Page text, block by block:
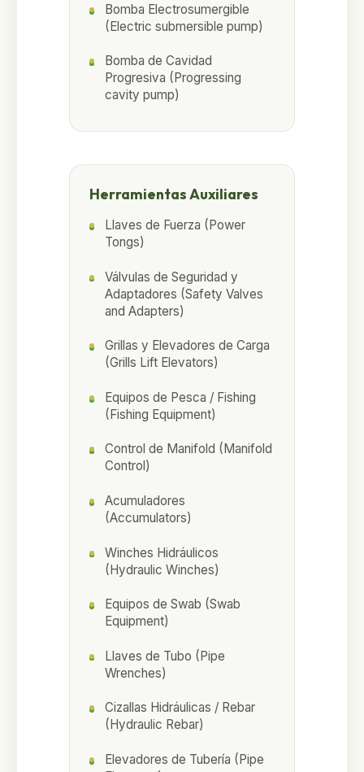
Bomba Electrosumergible
(Electric submersible pump)
Bomba de Cavidad
Progresiva (Progressing
cavity pump)
Herramientas Auxiliares
Llaves de Fuerza (Power
Tongs)
Válvulas de Seguridad y
Adaptadores (Safety Valves
and Adapters)
Grillas y Elevadores de Carga
(Grills Lift Elevators)
Equipos de Pesca / Fishing
(Fishing Equipment)
Control de Manifold (Manifold
Control)
Acumuladores
(Accumulators)
Winches Hidráulicos
(Hydraulic Winches)
Equipos de Swab (Swab
Equipment)
Llaves de Tubo (Pipe
Wrenches)
Cizallas Hidráulicas / Rebar
(Hydraulic Rebar)
Elevadores de Tubería (Pipe